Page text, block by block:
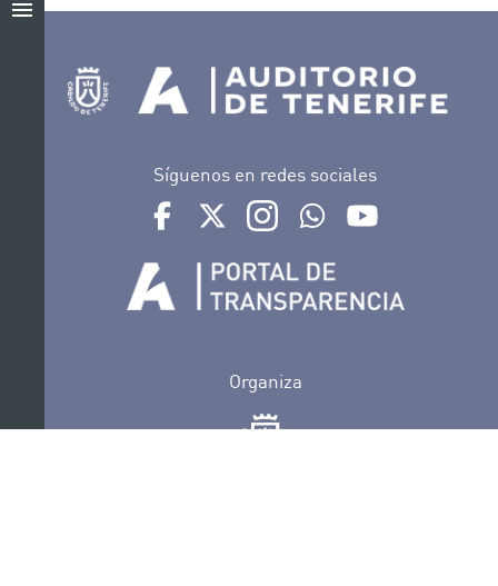
menu
Síguenos en redes sociales
Ir a perfil de Auditorio de Tenerife en Facebook
Ir a perfil de Auditorio de Tenerife en
Ir a perfil de Auditorio de
Ir al Boletín Whatsapp
Organiza